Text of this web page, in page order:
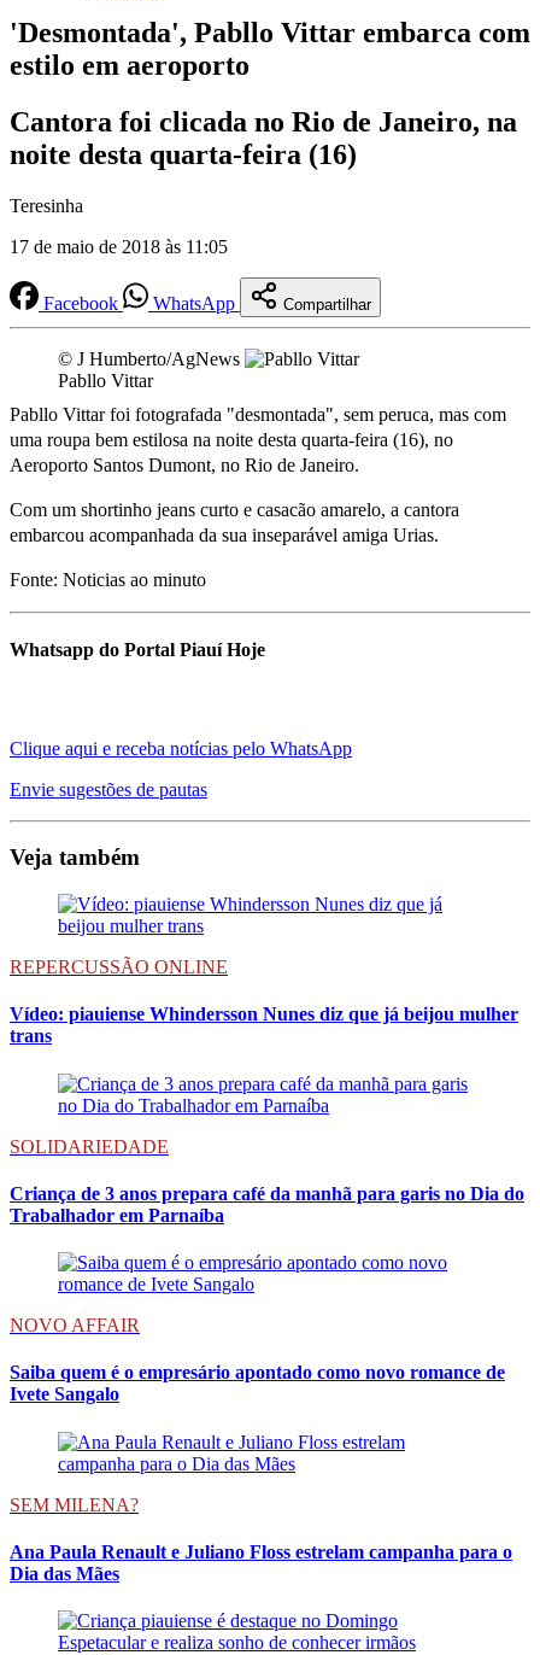
'Desmontada', Pabllo Vittar embarca com
estilo em aeroporto
Cantora foi clicada no Rio de Janeiro, na
noite desta quarta-feira (16)
Teresinha
17 de maio de 2018 às 11:05
Facebook WhatsApp Compartilhar
© J Humberto/AgNews
Pabllo Vittar
Pabllo Vittar foi fotografada "desmontada", sem peruca, mas com
uma roupa bem estilosa na noite desta quarta-feira (16), no
Aeroporto Santos Dumont, no Rio de Janeiro.
Com um shortinho jeans curto e casacão amarelo, a cantora
embarcou acompanhada da sua inseparável amiga Urias.
Fonte: Noticias ao minuto
Whatsapp do Portal Piauí Hoje
Clique aqui e receba notícias pelo WhatsApp
Envie sugestões de pautas
Veja também
REPERCUSSÃO ONLINE
Vídeo: piauiense Whindersson Nunes diz que já beijou mulher
trans
SOLIDARIEDADE
Criança de 3 anos prepara café da manhã para garis no Dia do
Trabalhador em Parnaíba
NOVO AFFAIR
Saiba quem é o empresário apontado como novo romance de
Ivete Sangalo
SEM MILENA?
Ana Paula Renault e Juliano Floss estrelam campanha para o
Dia das Mães